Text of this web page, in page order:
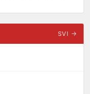
SVI →